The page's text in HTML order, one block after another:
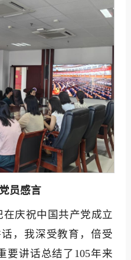
员感言
庆祝中国共产党成立
，我深受教育，倍受
要讲话总结了105年来